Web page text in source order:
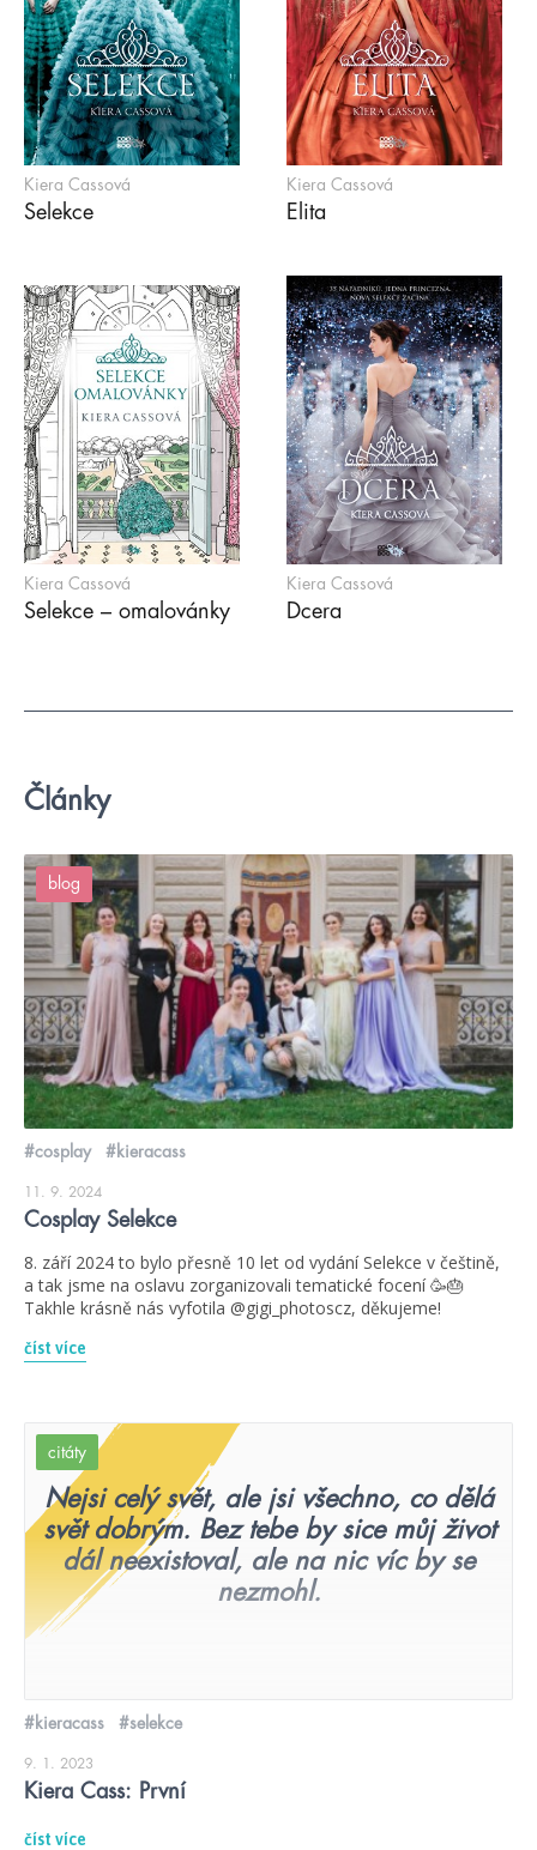
Kiera Cassová
Selekce
Kiera Cassová
Elita
Kiera Cassová
Selekce – omalovánky
Kiera Cassová
Dcera
Články
blog
#cosplay #kieracass
11. 9. 2024
Cosplay Selekce
8. září 2024 to bylo přesně 10 let od vydání Selekce v češtině,
a tak jsme na oslavu zorganizovali tematické focení 🥳🎂
Takhle krásně nás vyfotila @gigi_photoscz, děkujeme!
číst více
citáty
Nejsi celý svět, ale jsi všechno, co dělá
svět dobrým. Bez tebe by sice můj život
dál neexistoval, ale na nic víc by se
nezmohl.
#kieracass #selekce
9. 1. 2023
Kiera Cass: První
číst více